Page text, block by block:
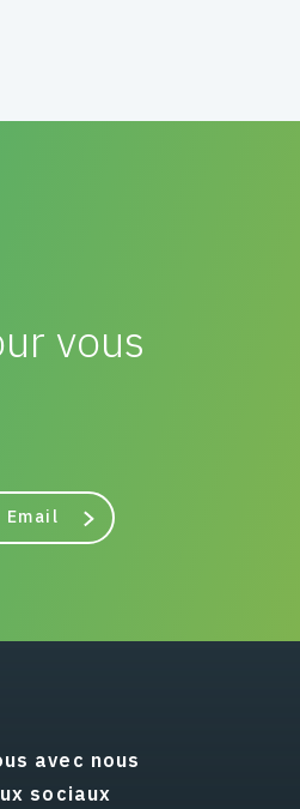
vous
Email
avec nous
sociaux